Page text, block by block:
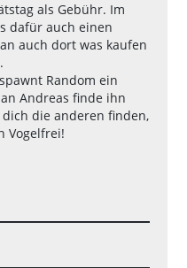
als Gebühr. Im
dafür auch einen
auch dort was kaufen
Random ein
Andreas finde ihn
die anderen finden,
Vogelfrei!